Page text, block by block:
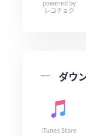
powered by
レコチョク
ダウ
iTunes Store